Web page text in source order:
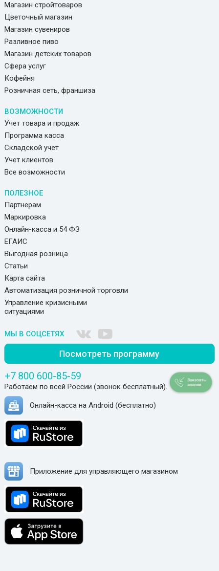
Магазин стройтоваров
Цветочный магазин
Магазин сувениров
Разливное пиво
Магазин детских товаров
Сфера услуг
Кофейня
Розничная сеть, франшиза
ВОЗМОЖНОСТИ
Учет товара и продаж
Программа касса
Складской учет
Учет клиентов
Все возможности
ПОЛЕЗНОЕ
Партнерам
Маркировка
Онлайн-касса и 54 ФЗ
ЕГАИС
Выгодная розница
Статьи
Карта сайта
Автоматизация розничной торговли
Управление кризисными
ситуациями
МЫ В СОЦСЕТЯХ
Посмотреть программу
+7 800 600-85-59
Работаем по всей России (звонок бесплатный).
Онлайн-касса на Android (бесплатно)
Приложение для управляющего магазином